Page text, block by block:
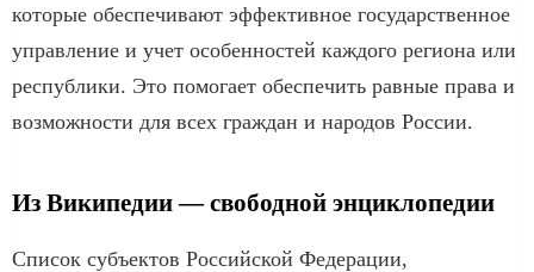
которые обеспечивают эффективное государственное
управление и учет особенностей каждого региона или
республики. Это помогает обеспечить равные права и
возможности для всех граждан и народов России.
Из Википедии — свободной энциклопедии
Список субъектов Российской Федерации,